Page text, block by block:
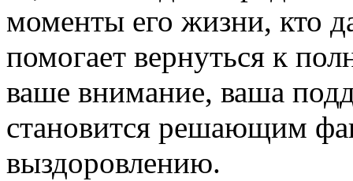
моменты его жизни, кто
помогает вернуться к
ваше внимание, ваша
становится решающим
выздоровлению.